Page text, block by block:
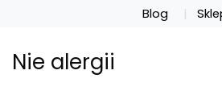
Blog
Nie alergii